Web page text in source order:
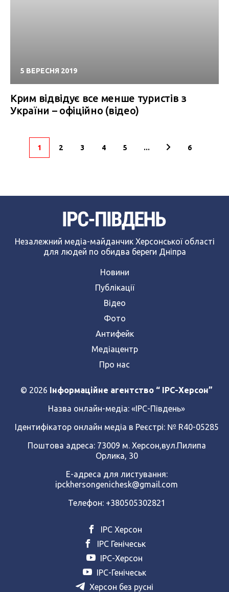
5 ВЕРЕСНЯ 2019
Крим відвідує все менше туристів з
України – офіційно (відео)
1 2 3 4 5 ... 6
Незалежний медіа-майданчик Херсонської області
для людей по обидва береги Дніпра
Новини
Публікації
Відео
Фото
Антифейк
Медіацентр
Про нас
© 2026 Інформаційне агентство “ IPC-Херсон”
Назва онлайн-медіа: «ІРС-Південь»
Ідентифікатор онлайн медіа в Реєстрі: № R40-05285
Поштова адреса: 73009 м. Херсон,вул.Пилипа
Орлика, 30
Е-адреса для листування:
ipckhersongenichesk@gmail.com
Телефон: +380505302821
ІРС Херсон
ІРС Генічеськ
ІРС-Херсон
ІРС-Генічеськ
Херсон без русні